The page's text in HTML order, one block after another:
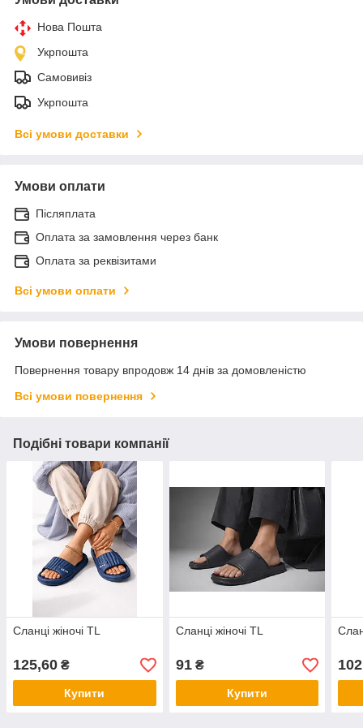
Нова Пошта
Укрпошта
Самовивіз
Укрпошта
Всі умови доставки
Умови оплати
Післяплата
Оплата за замовлення через банк
Оплата за реквізитами
Всі умови оплати
Умови повернення
Повернення товару впродовж 14 днів за домовленістю
Всі умови повернення
Подібні товари компанії
Сланці жіночі TL
125,60 ₴
Купити
Сланці жіночі TL
91₴
Купити